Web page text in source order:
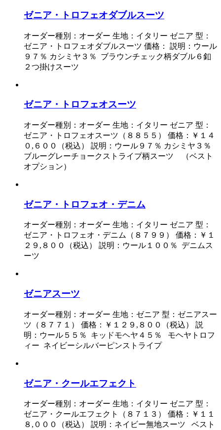
ゼニア・トロフェオダブルスーツ
オーダー種別：オーダー 生地：イタリー ゼニア 型：
ゼニア・トロフェオダブルスーツ 価格： 説明：ウール
９７％ カシミヤ３％ ブラウンチェック柄ダブル６釦
２つ掛けスーツ
ゼニア・トロフェオスーツ
オーダー種別：オーダー 生地：イタリー ゼニア 型：
ゼニア・トロフェオスーツ（８８５５） 価格：￥１４
０,６００（税込） 説明：ウール９７％ カシミヤ３％
ブルーグレーチョークストライプ柄スーツ （ベスト
オプション）
ゼニア・トロフェオ・デニム
オーダー種別：オーダー 生地：イタリー ゼニア 型：
ゼニア・トロフェオ・デニム（８７９９） 価格：￥１
２９,８００（税込） 説明：ウール１００％ デニムス
ーツ
ゼニアスーツ
オーダー種別：オーダー 生地：ゼニア 型：ゼニアスー
ツ（８７７１） 価格：￥１２９,８００（税込） 説
明：ウール５５％ キッドモヘヤ４５％ モヘヤトロフ
ィー ネイビーシルバーピンストライプ
ゼニア・クールエフェクト
オーダー種別：オーダー 生地：イタリー ゼニア 型：
ゼニア・クールエフェクト（８７１３） 価格：￥１１
８,０００（税込） 説明：ネイビー無地スーツ ベスト